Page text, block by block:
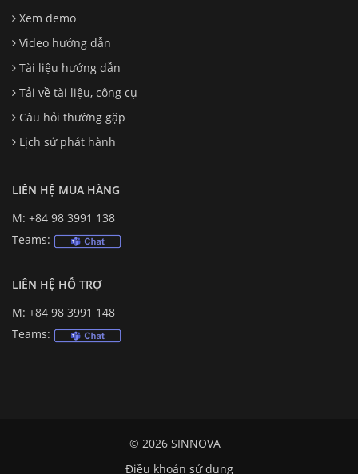
Xem demo
Video hướng dẫn
Tài liệu hướng dẫn
Tải về tài liệu, công cụ
Câu hỏi thường gặp
Lịch sử phát hành
LIÊN HỆ MUA HÀNG
M: +84 98 3991 138
Teams:
LIÊN HỆ HỖ TRỢ
M: +84 98 3991 148
Teams:
© 2026 SINNOVA
Điều khoản sử dụng